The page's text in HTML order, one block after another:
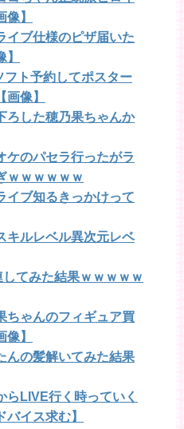
】
イブ仕様のピザ届いた
フト予約してポスター
像】
ろした穂乃果ちゃんか
ケのパセラ行ったがラ
ｗｗｗｗｗｗ
イブ知るきっかけって
キルレベル異次元レベ
してみた結果ｗｗｗｗｗ
ちゃんのフィギュア買
】
んの髪解いてみた結果
らLIVE行く時っていく
イス求む】